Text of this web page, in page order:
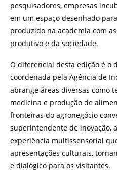
pesquisadores, empresas
em um espaço desenhado
produzido na academia com
produtivo e da sociedade.
O diferencial desta edição é o
coordenada pela Agência de
abrange áreas diversas como
medicina e produção de
fronteiras do agronegócio
superintendente de inovação,
experiência multissensorial
apresentações culturais,
e dialógico para os visitantes.